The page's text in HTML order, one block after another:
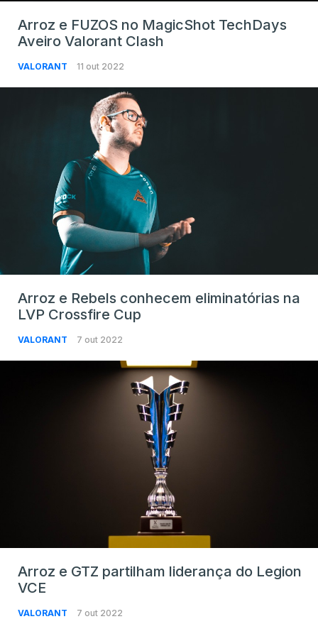
Arroz e FUZOS no MagicShot TechDays
Aveiro Valorant Clash
VALORANT 11 out 2022
Arroz e Rebels conhecem eliminatórias na
LVP Crossfire Cup
VALORANT 7 out 2022
Arroz e GTZ partilham liderança do Legion
VCE
VALORANT 7 out 2022